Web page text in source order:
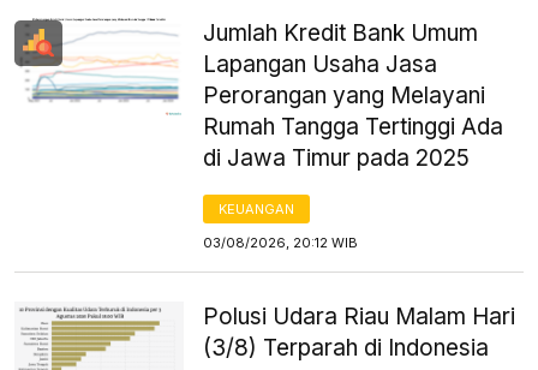
Jumlah Kredit Bank Umum
Lapangan Usaha Jasa
Perorangan yang Melayani
Rumah Tangga Tertinggi Ada
di Jawa Timur pada 2025
KEUANGAN
03/08/2026, 20:12 WIB
Polusi Udara Riau Malam Hari
(3/8) Terparah di Indonesia